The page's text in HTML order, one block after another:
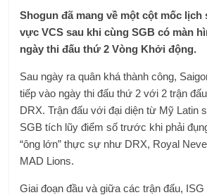
Shogun đã mang về một cột mốc lịch
vực VCS sau khi cùng SGB có màn
ngày thi đấu thứ 2 Vòng Khởi động.
Sau ngày ra quân khá thành công,
tiếp vào ngày thi đấu thứ 2 với 2 trận
DRX. Trận đấu với đại diện từ Mỹ Latin
SGB tích lũy điểm số trước khi phải
“ông lớn” thực sự như DRX, Royal
MAD Lions.
Giai đoạn đầu và giữa các trận đấu,